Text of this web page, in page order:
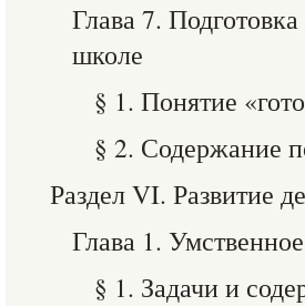
Глава 7.
школе
§ 1. Понятие
§ 2. Содержание
Раздел VI. Развитие
Глава 1.
§ 1. Задачи и